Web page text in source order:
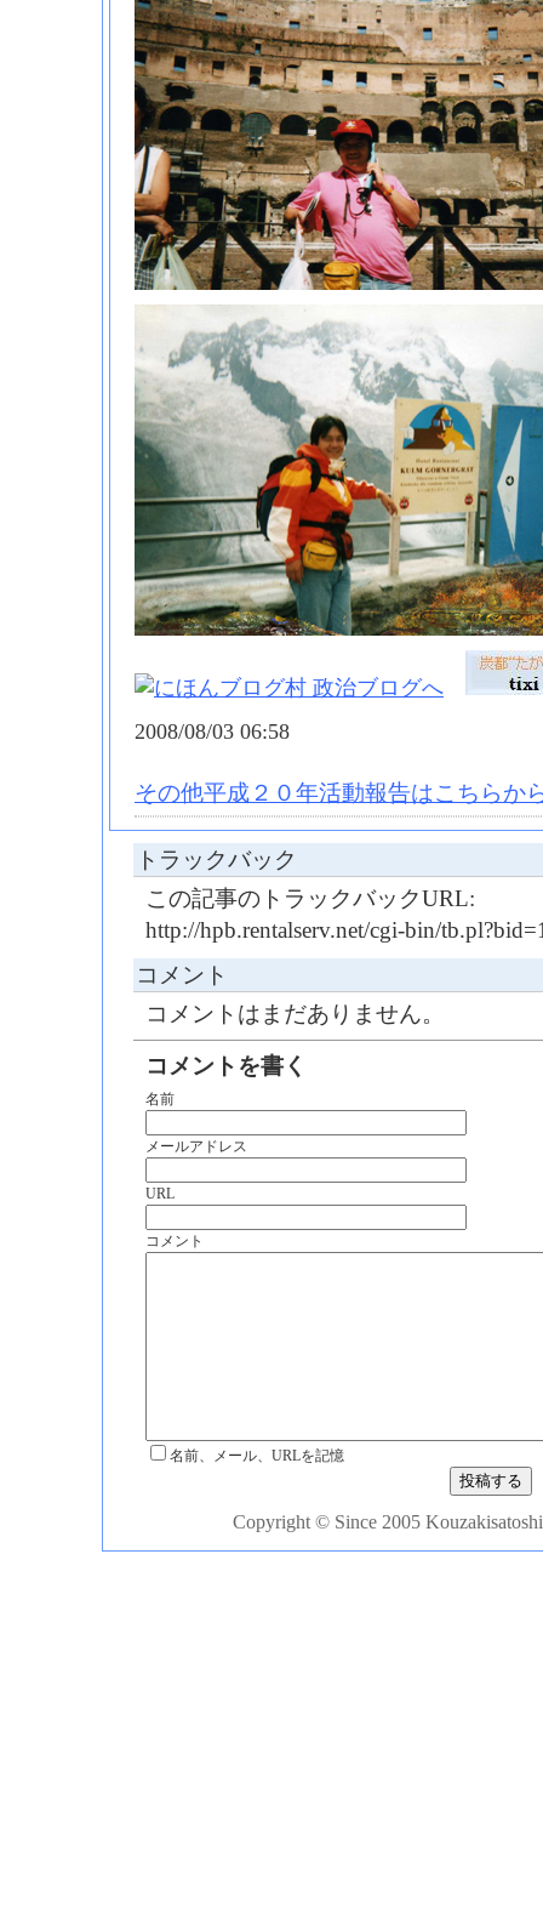
2008/08/03 06:58
その他平成２０年活動報告はこちらか
トラックバック
この記事のトラックバックURL:
http://hpb.rentalserv.net/cgi-bin/
コメント
コメントはまだありません。
コメントを書く
名前
メールアドレス
URL
コメント
名前、メール、URLを記憶
Copyright © Since 2005